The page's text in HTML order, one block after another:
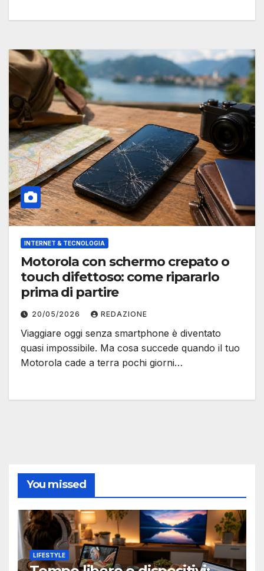
INTERNET & TECNOLOGIA
Motorola con schermo crepato o
touch difettoso: come ripararlo
prima di partire
20/05/2026 REDAZIONE
Viaggiare oggi senza smartphone è diventato
quasi impossibile. Ma cosa succede quando il tuo
Motorola cade a terra pochi giorni…
You missed
LIFESTYLE